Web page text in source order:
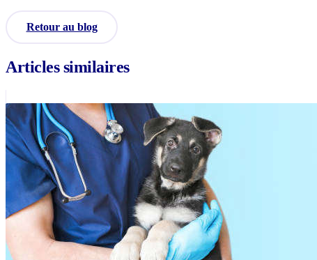
Retour au blog
Articles similaires